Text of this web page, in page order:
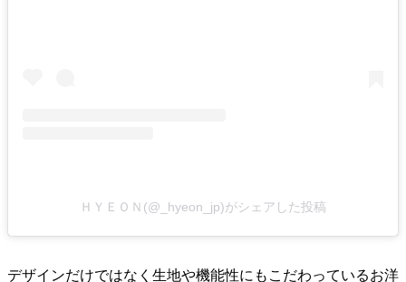
ＨＹＥＯＮ(@_hyeon_jp)がシェアした投稿
デザインだけではなく生地や機能性にもこだわっているお洋